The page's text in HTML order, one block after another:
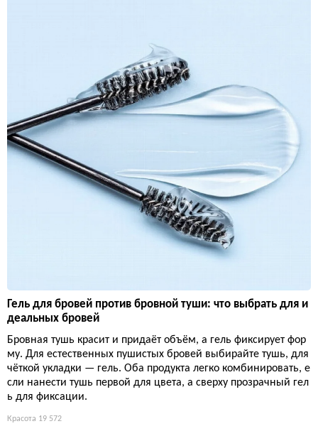
Гель для бровей против бровной туши: что выбрать для и
деальных бровей
Бровная тушь красит и придаёт объём, а гель фиксирует фор
му. Для естественных пушистых бровей выбирайте тушь, для
чёткой укладки — гель. Оба продукта легко комбинировать, е
сли нанести тушь первой для цвета, а сверху прозрачный гел
ь для фиксации.
Красота 19 572